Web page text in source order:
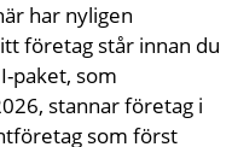
har nyligen
företag står innan du
paket, som
stannar företag i
som först